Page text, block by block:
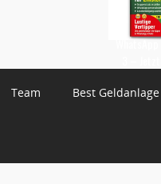
Team Best Geldanlage